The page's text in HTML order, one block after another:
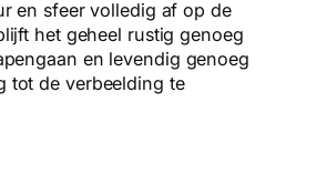
en sfeer volledig af op de
het geheel rustig genoeg
en levendig genoeg
tot de verbeelding te